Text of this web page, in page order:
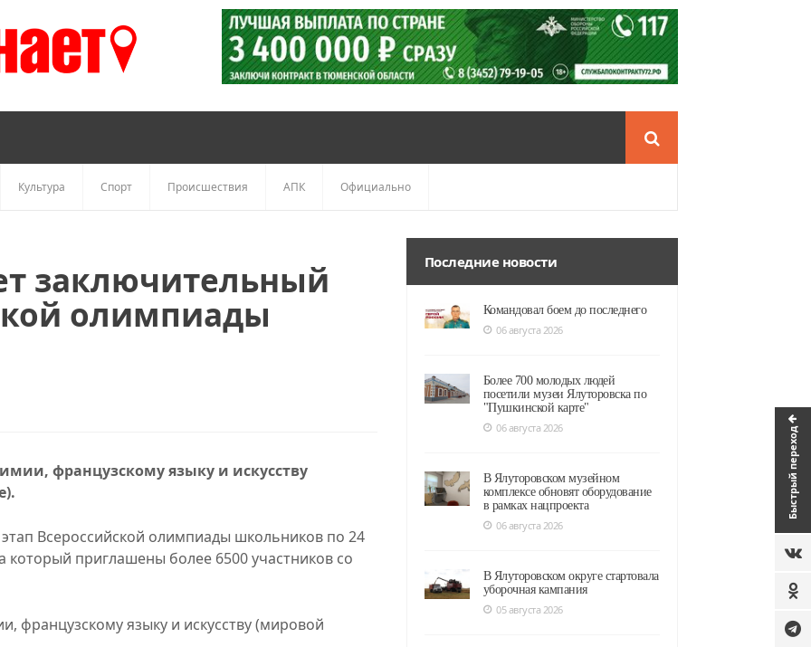
Быстрый переход
Культура Спорт Происшествия АПК Официально
заключительный
олимпиады
французскому языку и искусству
Всероссийской олимпиады школьников по 24
приглашены более 6500 участников со
французскому языку и искусству (мировой
Последние новости
Командовал боем до последнего
06 августа 2026
Более 700 молодых людей
посетили музеи Ялуторовска по
"Пушкинской карте"
06 августа 2026
В Ялуторовском музейном
комплексе обновят оборудование
в рамках нацпроекта
06 августа 2026
В Ялуторовском округе стартовала
уборочная кампания
05 августа 2026